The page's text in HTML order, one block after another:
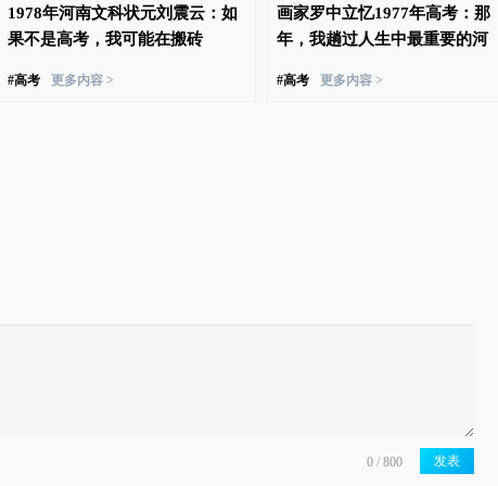
1978年河南文科状元刘震云：如
果不是高考，我可能在搬砖
#高考 更多内容 >
画家罗中立忆1977年高考：那
年，我趟过人生中最重要的河
#高考 更多内容 >
发表